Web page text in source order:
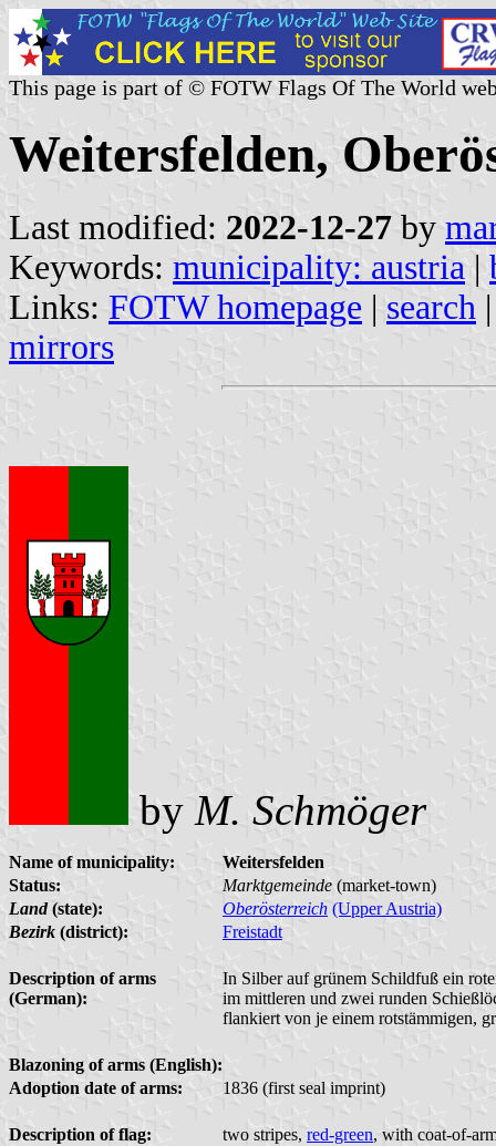
This page is part of © FOTW Flags Of The World
Weitersfelden,
Last modified: 2022-12-27 by
Keywords: municipality: austria |
Links: FOTW homepage | search
mirrors
by M. Schmöger
Name of municipality:
Weitersfelden
Status:
Marktgemeinde (market-town)
Land(state): Oberösterreich (Upper Austria)
Bezirk (district): Freistadt
Description of arms
(German):
In Silber auf grünem Schildfuß ein
im mittleren und zwei runden
flankiert von je einem rotstämmigen,
Blazoning of arms (English):
Adoption date of arms:
1836 (first seal imprint)
Description of flag: two stripes, red-green, with coat-of-